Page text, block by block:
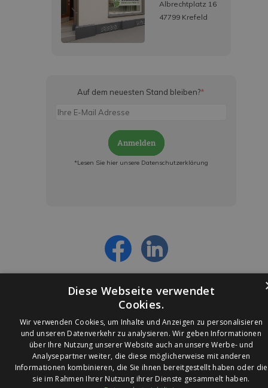
Albrechtplatz 16
47799 Krefeld
Auf dem neuesten Stand bleiben?*
Anmelden
*Lesen Sie hier unsere Datenschutzerklärung
© 2026 Ledleuchtendiscounter.de
Diese Webseite verwendet
Cookies.
Wir verwenden Cookies, um Inhalte und Anzeigen zu personalisieren
und unseren Datenverkehr zu analysieren. Wir geben Informationen
über Ihre Nutzung unserer Website auch an unsere Werbe- und
Analysepartner weiter, die diese möglicherweise mit anderen
Informationen kombinieren, die Sie ihnen bereitgestellt haben oder die
sie im Rahmen Ihrer Nutzung ihrer Dienste gesammelt haben.